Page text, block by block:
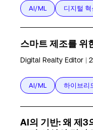
AI/ML 디지털 혁
스마트 제조를 위
Digital Realty Editor |
AI/ML 하이브리
AI의 기반: 왜 제3